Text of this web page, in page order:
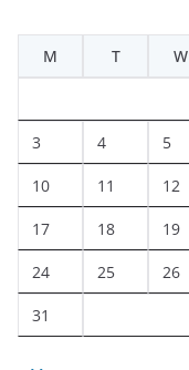
M
T W
3 4 5
10 11 12
17 18 19
24 25 26
31